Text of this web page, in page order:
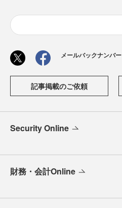
メールバックナンバー
記事掲載のご依頼
Security Online
財務・会計Online